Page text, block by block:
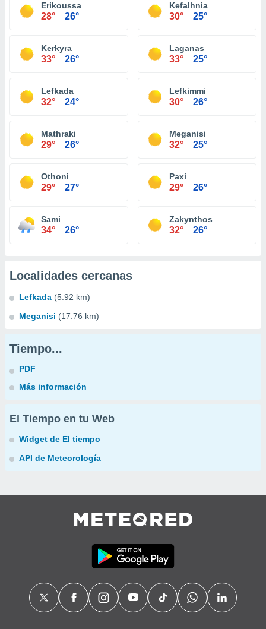
Erikoussa
28° 26°
Kefalhnia
30° 25°
Kerkyra
33° 26°
Laganas
33° 25°
Lefkada
32° 24°
Lefkimmi
30° 26°
Mathraki
29° 26°
Meganisi
32° 25°
Othoni
29° 27°
Paxi
29° 26°
Sami
34° 26°
Zakynthos
32° 26°
Localidades cercanas
Lefkada (5.92 km)
Meganisi (17.76 km)
Tiempo...
PDF
Más información
El Tiempo en tu Web
Widget de El tiempo
API de Meteorología